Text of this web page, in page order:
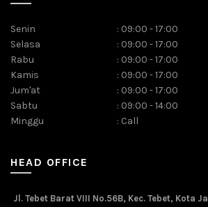
Senin : 09:00 - 17:00
Selasa
: 09:00 - 17:00
Rabu
: 09:00 - 17:00
Kamis
: 09:00 - 17:00
Jum'at
: 09:00 - 17:00
Sabtu
: 09:00 - 14:00
Minggu
: Call
HEAD OFFICE
Jl. Tebet Barat VIII No.56B, Kec. Tebet, Kota